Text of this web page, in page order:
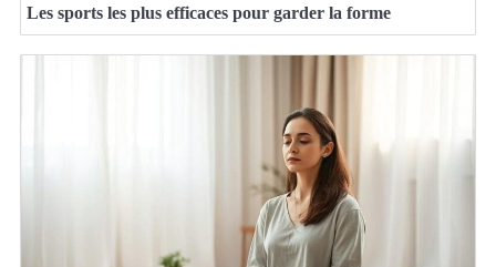
Les sports les plus efficaces pour garder la forme